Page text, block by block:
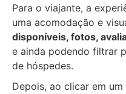
Para o viajante, a
uma acomodação e
disponíveis, fotos,
e ainda podendo filtrar
de hóspedes.
Depois, ao clicar em